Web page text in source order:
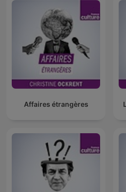
Affaires étrangères